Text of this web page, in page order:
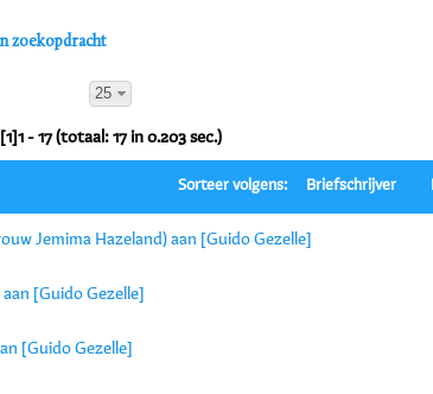
zoekopdracht
25
[1]1 - 17 (totaal: 17 in 0.203 sec.)
Sorteer volgens: Briefschrijver
Jemima Hazeland) aan [Guido Gezelle]
[Guido Gezelle]
[Guido Gezelle]